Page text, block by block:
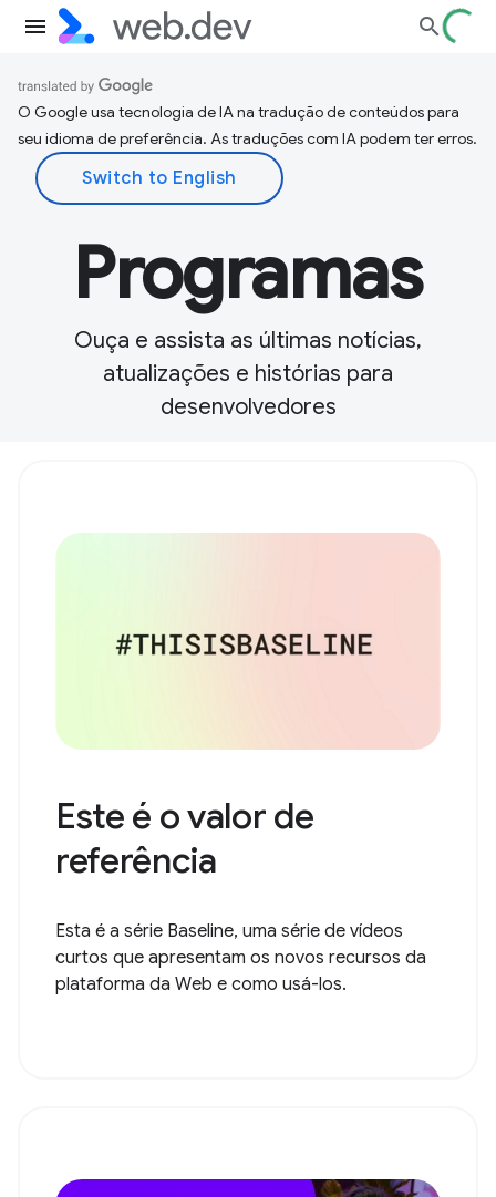
O Google usa tecnologia de IA na tradução de conteúdos para
seu idioma de preferência. As traduções com IA podem ter erros.
Programas
Ouça e assista as últimas notícias,
atualizações e histórias para
desenvolvedores
Este é o valor de
referência
Esta é a série Baseline, uma série de vídeos
curtos que apresentam os novos recursos da
plataforma da Web e como usá-los.